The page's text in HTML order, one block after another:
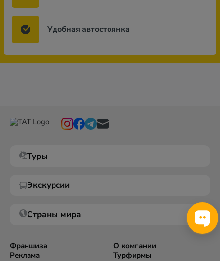
Удобная автостоянка
Туры
Экскурсии
Страны мира
Франшиза
Реклама
О компании
Турфирмы